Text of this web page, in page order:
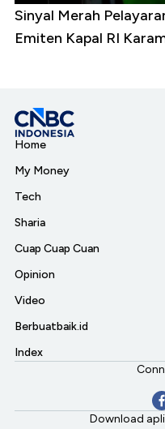
Sinyal Merah
Emiten Kapal RI
Home
My Money
Tech
Sharia
Cuap Cuap Cuan
Opinion
Video
Berbuatbaik.id
Index
Download